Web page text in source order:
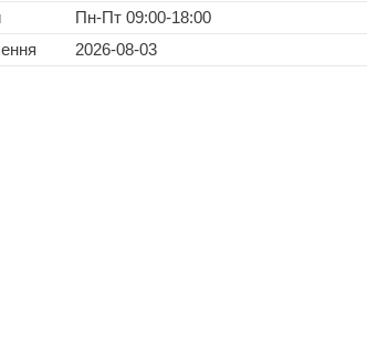
Пн-Пт 09:00-18:00
2026-08-03